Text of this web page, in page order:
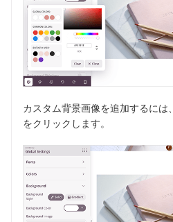
カスタム背景画像を追加するには、
をクリックします。